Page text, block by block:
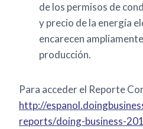
de los permisos de
y precio de la energía
encarecen
producción.
Para acceder el Reporte
http://
reports/doing-business-